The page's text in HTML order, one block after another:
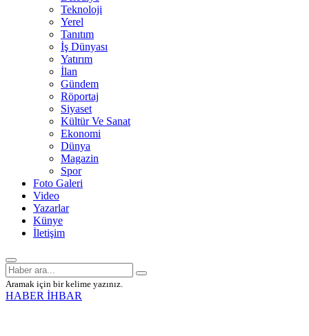
Teknoloji
Yerel
Tanıtım
İş Dünyası
Yatırım
İlan
Gündem
Röportaj
Siyaset
Kültür Ve Sanat
Ekonomi
Dünya
Magazin
Spor
Foto Galeri
Video
Yazarlar
Künye
İletişim
Aramak için bir kelime yazınız.
HABER İHBAR